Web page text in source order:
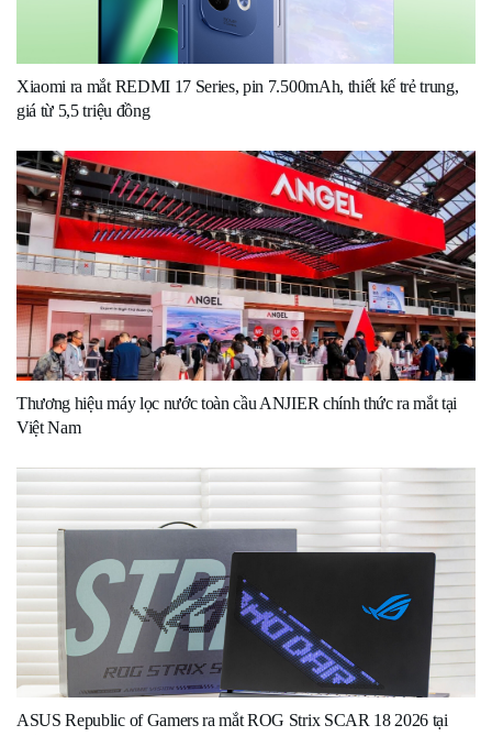
Xiaomi ra mắt REDMI 17 Series, pin 7.500mAh, thiết kế trẻ trung,
giá từ 5,5 triệu đồng
Thương hiệu máy lọc nước toàn cầu ANJIER chính thức ra mắt tại
Việt Nam
ASUS Republic of Gamers ra mắt ROG Strix SCAR 18 2026 tại